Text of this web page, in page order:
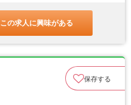
この求人に興味がある
保存する